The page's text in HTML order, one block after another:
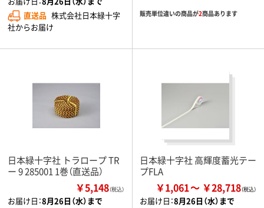
直送品 株式会社日本緑十字
社からお届け
販売単位違いの商品が2商品あります
日本緑十字社 トラロープ TR
ー 9 285001 1巻（直送品）
￥5,148（税込）
お届け日：8月26日（水）まで
日本緑十字社 高輝度蓄光テー
プFLA
￥1,061 ￥28,718
お届け日：8月26日（水）まで